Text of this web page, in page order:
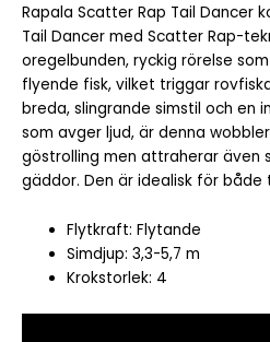
Rapala Scatter Rap Tail Dancer
Tail Dancer med Scatter Rap-
oregelbunden, ryckig rörelse
flyende fisk, vilket triggar
breda, slingrande simstil och en
som avger ljud, är denna
göstrolling men attraherar även
gäddor. Den är idealisk för både
Flytkraft: Flytande
Simdjup: 3,3-5,7 m
Krokstorlek: 4